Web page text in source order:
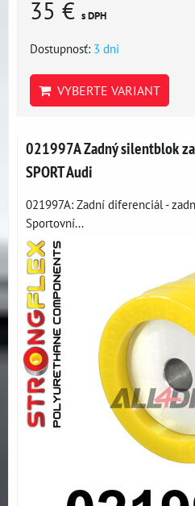
35 € s DPH
Dostupnosť: 3 dni
VYBERTE VARIANT
021997A Zadný silentblok
SPORT Audi
021997A: Zadní diferenciál -
Sportovní...